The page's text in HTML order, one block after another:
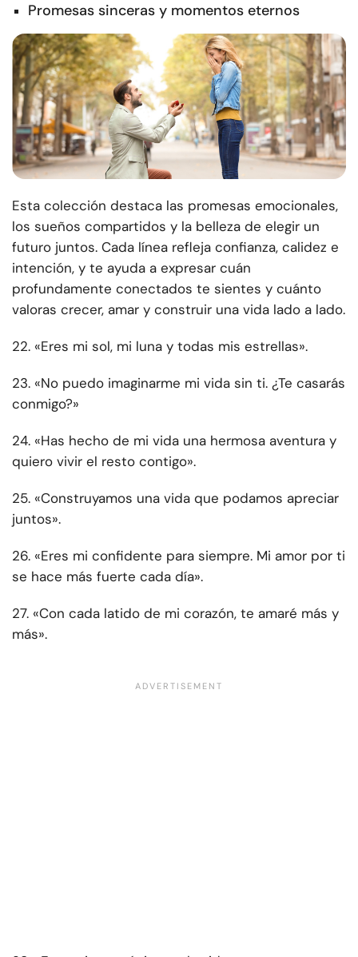
Promesas sinceras y momentos eternos
Esta colección destaca las promesas emocionales,
los sueños compartidos y la belleza de elegir un
futuro juntos. Cada línea refleja confianza, calidez e
intención, y te ayuda a expresar cuán
profundamente conectados te sientes y cuánto
valoras crecer, amar y construir una vida lado a lado.
22. «Eres mi sol, mi luna y todas mis estrellas».
23. «No puedo imaginarme mi vida sin ti. ¿Te casarás
conmigo?»
24. «Has hecho de mi vida una hermosa aventura y
quiero vivir el resto contigo».
25. «Construyamos una vida que podamos apreciar
juntos».
26. «Eres mi confidente para siempre. Mi amor por ti
se hace más fuerte cada día».
27. «Con cada latido de mi corazón, te amaré más y
más».